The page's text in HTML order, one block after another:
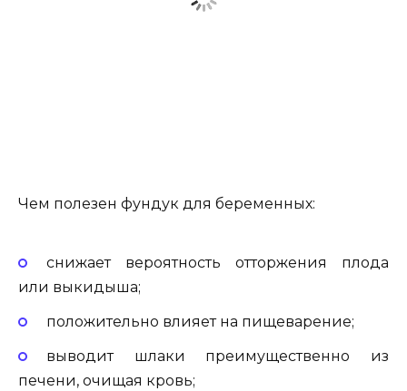
Чем полезен фундук для беременных:
снижает вероятность отторжения плода
или выкидыша;
положительно влияет на пищеварение;
выводит шлаки преимущественно из
печени, очищая кровь;